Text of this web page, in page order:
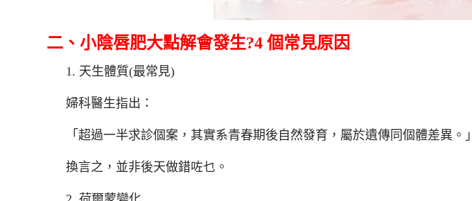
二、小陰唇肥大點解會發生?4 個常見原因
1. 天生體質(最常見)
婦科醫生指出：
「超過一半求診個案，其實系青春期後自然發育，屬於遺傳同個體差異。」
換言之，並非後天做錯咗乜。